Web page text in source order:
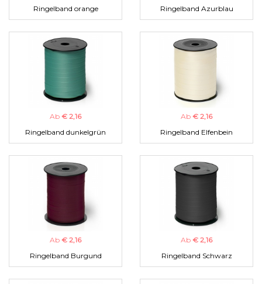
Ringelband orange
Ringelband Azurblau
Ab € 2,16
Ringelband dunkelgrün
Ab € 2,16
Ringelband Elfenbein
Ab € 2,16
Ringelband Burgund
Ab € 2,16
Ringelband Schwarz